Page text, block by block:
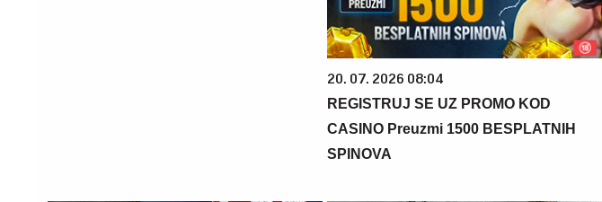
20. 07. 2026 08:04
REGISTRUJ SE UZ PROMO KOD
CASINO Preuzmi 1500 BESPLATNIH
SPINOVA